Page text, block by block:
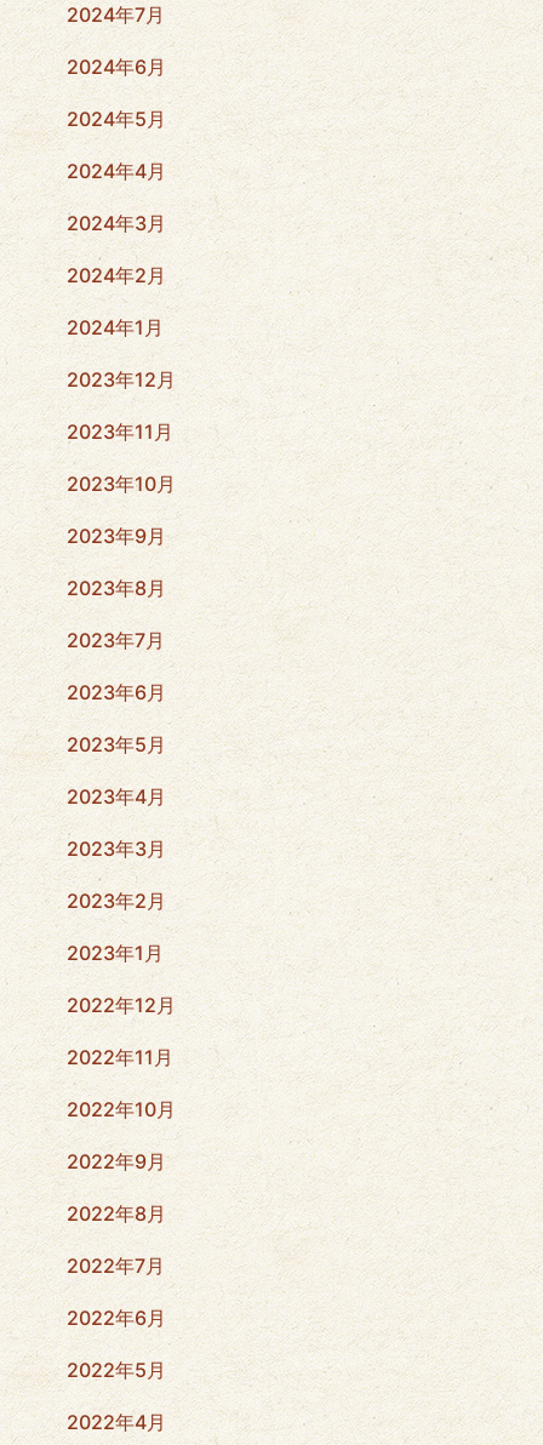
2024年7月
2024年6月
2024年5月
2024年4月
2024年3月
2024年2月
2024年1月
2023年12月
2023年11月
2023年10月
2023年9月
2023年8月
2023年7月
2023年6月
2023年5月
2023年4月
2023年3月
2023年2月
2023年1月
2022年12月
2022年11月
2022年10月
2022年9月
2022年8月
2022年7月
2022年6月
2022年5月
2022年4月